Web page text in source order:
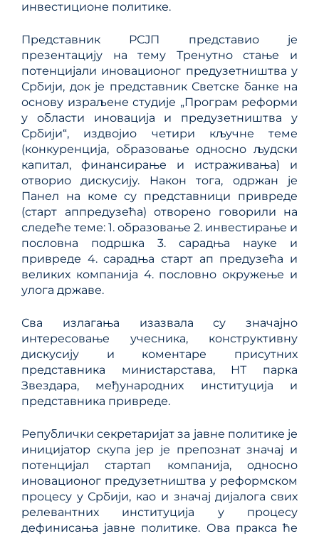
инвестиционе политике.
Представник РСЈП представио је
презентацију на тему Тренутно стање и
потенцијали иновационог предузетништва у
Србији, док је представник Светске банке на
основу израљене студије „Програм реформи
у области иновација и предузетништва у
Србији“, издвојио четири кључне теме
(конкуренција, образовање односно људски
капитал, финансирање и истраживања) и
отворио дискусију. Након тога, одржан је
Панел на коме су представници привреде
(старт аппредузећа) отворено говорили на
следеће теме: 1. образовање 2. инвестирање и
пословна подршка 3. сарадња науке и
привреде 4. сарадња старт ап предузећа и
великих компанија 4. пословно окружење и
улога државе.
Сва излагања изазвала су значајно
интересовање учесника, конструктивну
дискусију и коментаре присутних
представника министарстава, НТ парка
Звездара, међународних институција и
представника привреде.
Републички секретаријат за јавне политике је
иницијатор скупа јер је препознат значај и
потенцијал стартап компанија, односно
иновационог предузетништва у реформском
процесу у Србији, као и значај дијалога свих
релевантних институција у процесу
дефинисања јавне политике. Ова пракса ће